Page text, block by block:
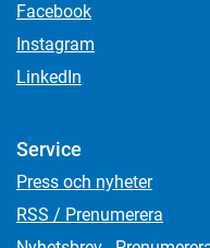
Facebook
Instagram
LinkedIn
Service
Press och nyheter
RSS / Prenumerera